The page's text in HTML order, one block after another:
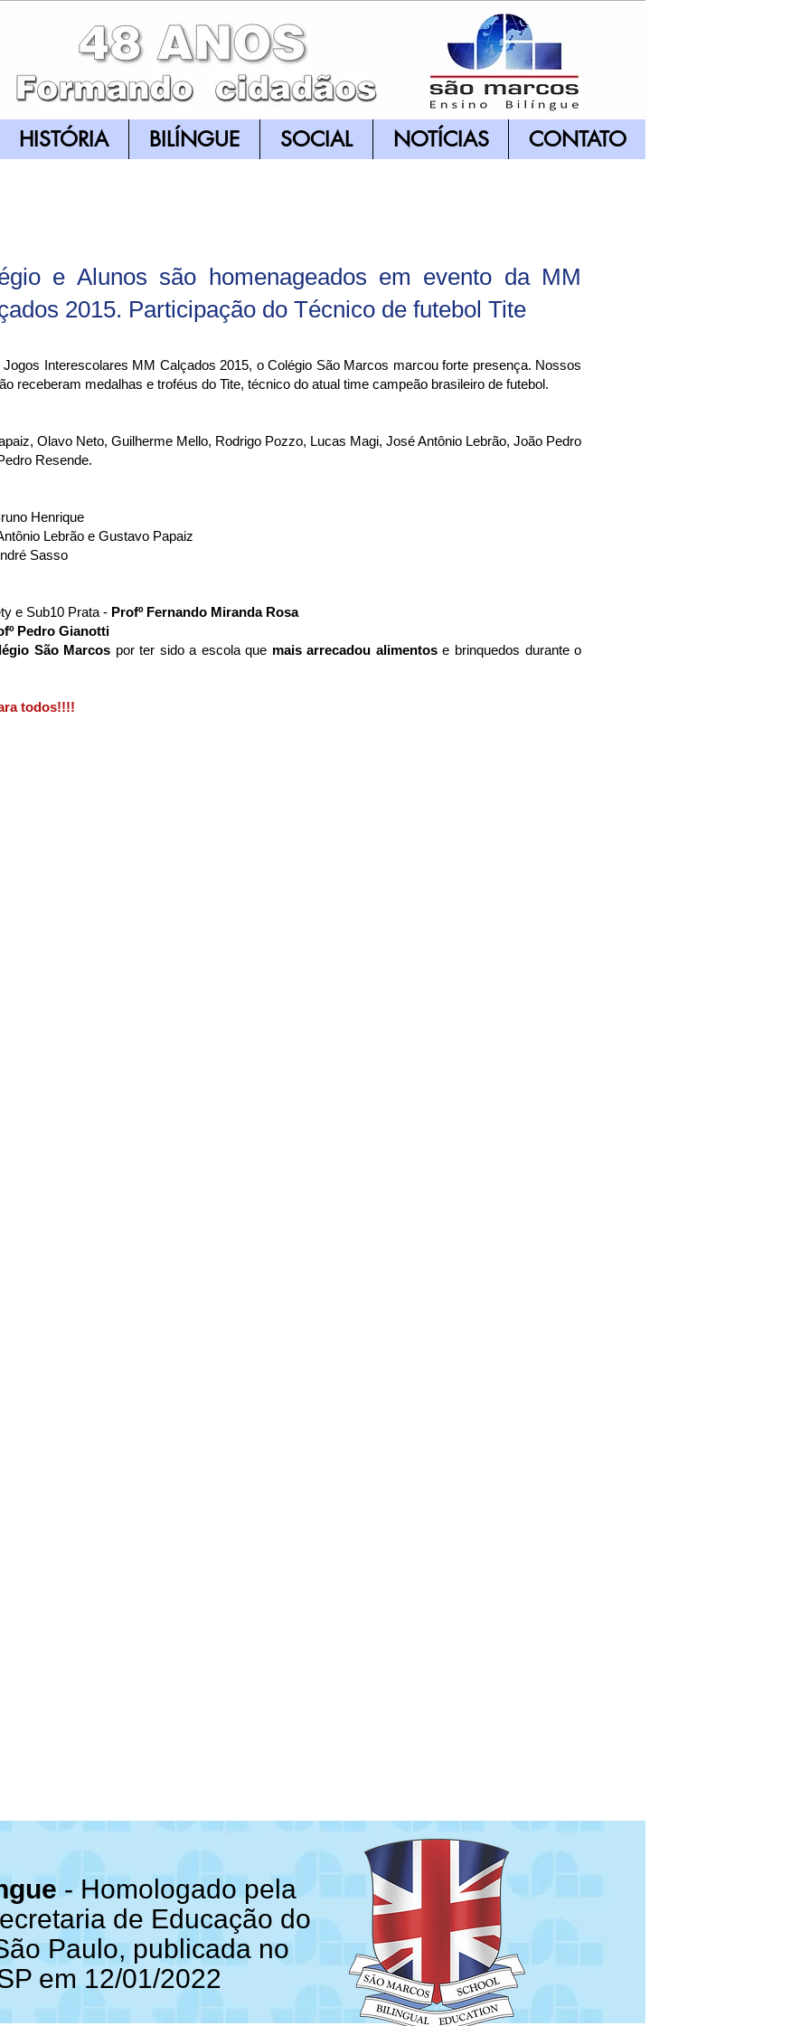
HISTÓRIA BILÍNGUE SOCIAL NOTÍCIAS CONTATO
e Alunos são homenageados em evento da MM
2015. Participação do Técnico de futebol Tite
Interescolares MM Calçados 2015, o Colégio São Marcos marcou forte presença. Nossos
receberam medalhas e troféus do Tite, técnico do atual time campeão brasileiro de futebol.
Olavo Neto, Guilherme Mello, Rodrigo Pozzo, Lucas Magi, José Antônio Lebrão, João Pedro
Resende.
Henrique
Lebrão e Gustavo Papaiz
Sasso
e Sub10 Prata - Profº Fernando Miranda Rosa
Pedro Gianotti
São Marcos por ter sido a escola que mais arrecadou alimentose brinquedos durante o
todos!!!!
- Homologado pela
de Educação do
Paulo, publicada no
em 12/01/2022